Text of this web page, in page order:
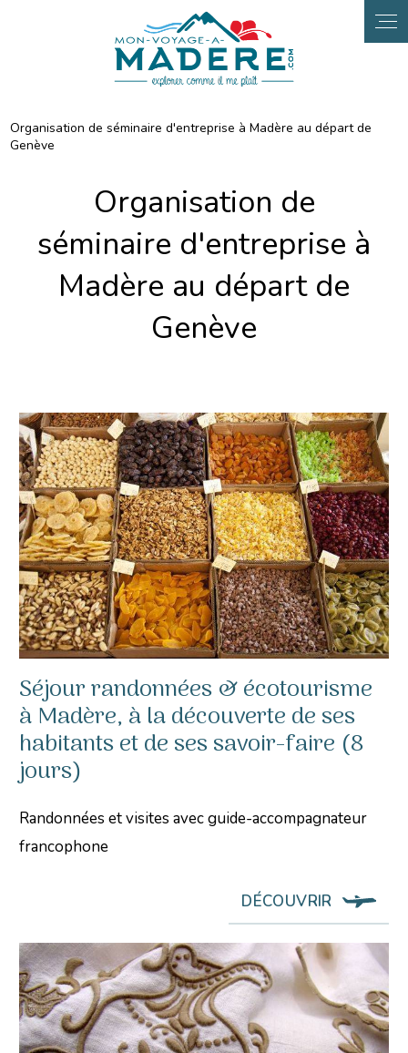
Organisation de séminaire d'entreprise à Madère au départ de
Genève
Organisation de
séminaire d'entreprise à
Madère au départ de
Genève
Séjour randonnées & écotourisme
à Madère, à la découverte de ses
habitants et de ses savoir-faire (8
jours)
Randonnées et visites avec guide-accompagnateur
francophone
DÉCOUVRIR
Panneau de gestion des cookies